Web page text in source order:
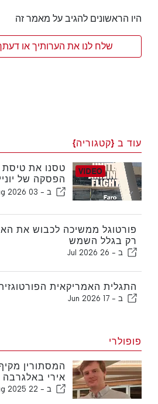
היו הראשונים להגיב על מאמר זה
שלח לנו את הערותיך או
עוד ב {קטגוריה}
טסנו את טיסת
הפסקה של
הכלכלה באמת
ב - 03 Aug 2026
פורטוגל ממשיכה לכבוש את
רק בגלל השמש
ב - 26 Jul 2026
התגלית האמריקאית
ב - 17 Jun 2026
פופולרי
המסתורין
אירי באלגרבה
ב - 22 Aug 2025